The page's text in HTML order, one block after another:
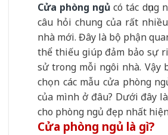
Cửa phòng ngủ có tác dụng
câu hỏi chung của rất
nhà mới. Đây là bộ phận
thể thiếu giúp đảm bảo sự
sử trong mỗi ngôi nhà. Vậy
chọn các mẫu cửa phòng
của mình ở đâu? Dưới đây
cho phòng ngủ đẹp nhất
Cửa phòng ngủ là gì?